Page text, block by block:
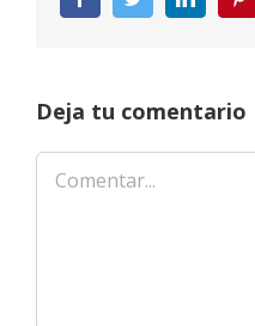
Deja tu comentario
Comentar